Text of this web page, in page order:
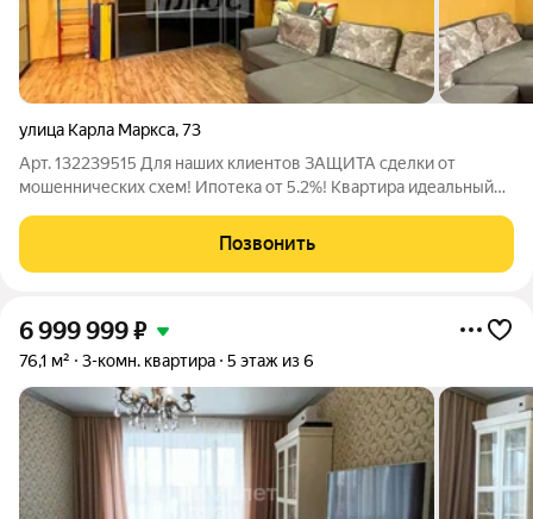
улица Карла Маркса,73
Арт. 132239515 Для наших клиентов ЗАЩИТА сделки от
мошеннических схем! Ипотека от 5.2%! Квартира идеальный
просторная и светлая трёхкомнатная квартира общей
площадью 83 кв. м. на четвертом этаже
Позвонить
6 999 999₽
76,1 м² 3-комн. квартира 5 этаж из 6